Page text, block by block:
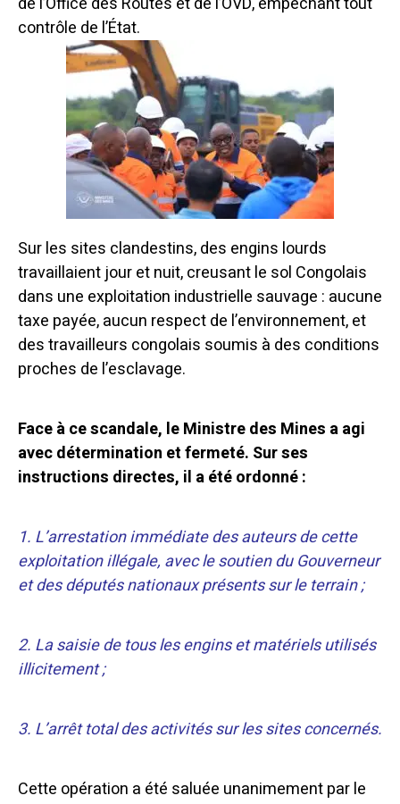
contrôle de l’État.
Sur les sites clandestins, des engins lourds
travaillaient jour et nuit, creusant le sol Congolais
dans une exploitation industrielle sauvage : aucune
taxe payée, aucun respect de l’environnement, et
des travailleurs congolais soumis à des conditions
proches de l’esclavage.
Face à ce scandale, le Ministre des Mines a agi
avec détermination et fermeté. Sur ses
instructions directes, il a été ordonné :
1. L’arrestation immédiate des auteurs de cette
exploitation illégale, avec le soutien du Gouverneur
et des députés nationaux présents sur le terrain ;
2. La saisie de tous les engins et matériels utilisés
illicitement ;
3. L’arrêt total des activités sur les sites concernés.
Cette opération a été saluée unanimement par le